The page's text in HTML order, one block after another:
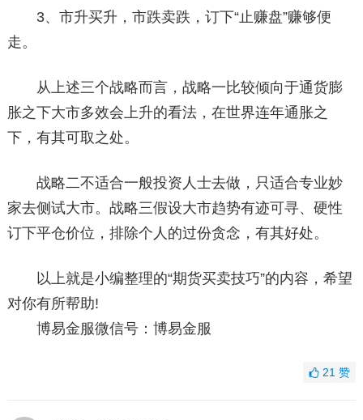
3、市升买升，市跌卖跌，订下“止赚盘”赚够便
走。
从上述三个战略而言，战略一比较倾向于通货膨
胀之下大市多效会上升的看法，在世界连年通胀之
下，有其可取之处。
战略二不适合一般投资人士去做，只适合专业妙
家去侧试大市。战略三假设大市趋势有迹可寻、硬性
订下平仓价位，排除个人的过份贪念，有其好处。
以上就是小编整理的“期货买卖技巧”的内容，希望
对你有所帮助!
博易金服微信号：博易金服
21赞